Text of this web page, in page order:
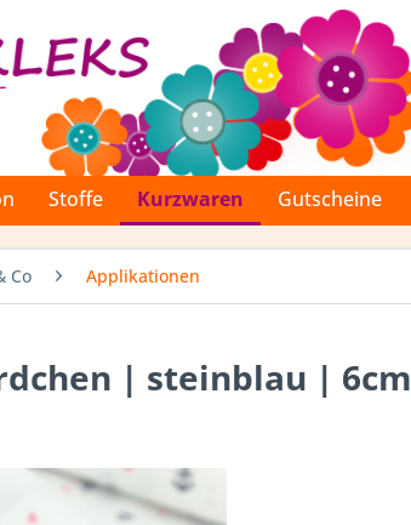
Stoffe Kurzwaren Gutscheine
Co Applikationen
| steinblau | 6cm